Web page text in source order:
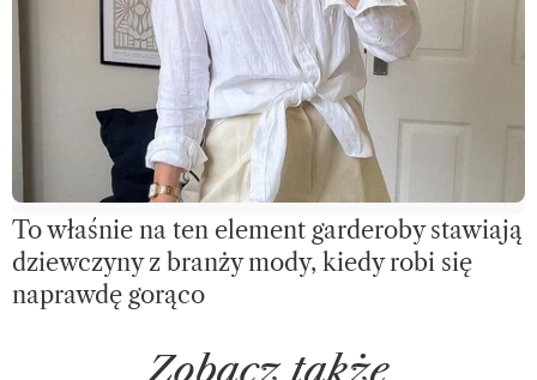
To właśnie na ten element garderoby stawiają
dziewczyny z branży mody, kiedy robi się
naprawdę gorąco
Zobacz także